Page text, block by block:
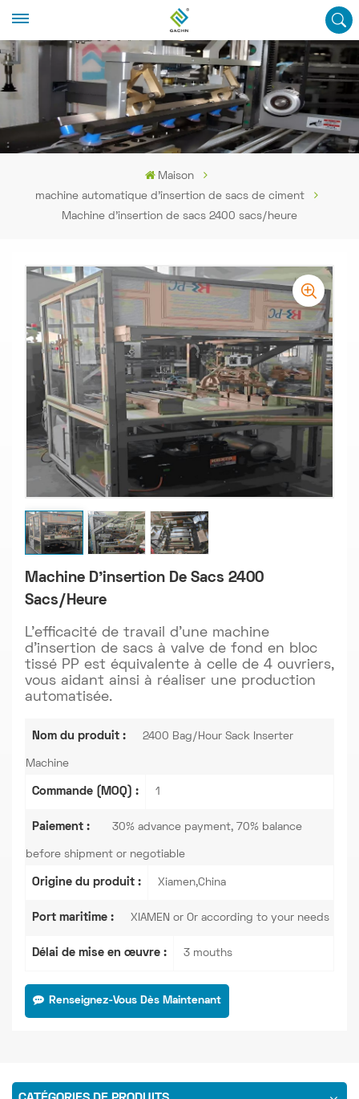
Maison
machine automatique d'insertion de sacs de ciment
Machine d'insertion de sacs 2400 sacs/heure
Machine D'insertion De Sacs 2400
Sacs/heure
L'efficacité de travail d'une machine
d'insertion de sacs à valve de fond en bloc
tissé PP est équivalente à celle de 4 ouvriers,
vous aidant ainsi à réaliser une production
automatisée.
Nom du produit : 2400 Bag/Hour Sack Inserter
Machine
Commande (MOQ) : 1
Paiement : 30% advance payment, 70% balance
before shipment or negotiable
Origine du produit : Xiamen,China
Port maritime : XIAMEN or Or according to your needs
Délai de mise en œuvre : 3 mouths
Renseignez-Vous Dès Maintenant